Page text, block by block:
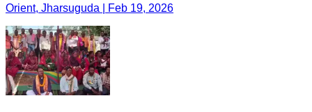
Orient, Jharsuguda | Feb 19, 2026